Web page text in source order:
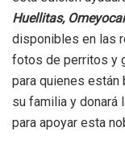
Huellitas,
disponibles en las
fotos de perritos y
para quienes están
su familia y donará
para apoyar esta